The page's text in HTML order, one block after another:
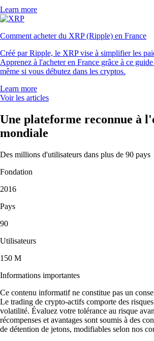
Learn more
Comment acheter du XRP (Ripple) en France
Créé par Ripple, le XRP vise à simplifier les
Apprenez à l'acheter en France grâce à ce
même si vous débutez dans les cryptos.
Learn more
Voir les articles
Une plateforme reconnue à
mondiale
Des millions d'utilisateurs dans plus de 90 pays
Fondation
2016
Pays
90
Utilisateurs
150 M
Informations importantes
Ce contenu informatif ne constitue pas un
Le trading de crypto-actifs comporte des
volatilité. Évaluez votre tolérance au risque
récompenses et avantages sont soumis à des
de détention de jetons, modifiables selon nos